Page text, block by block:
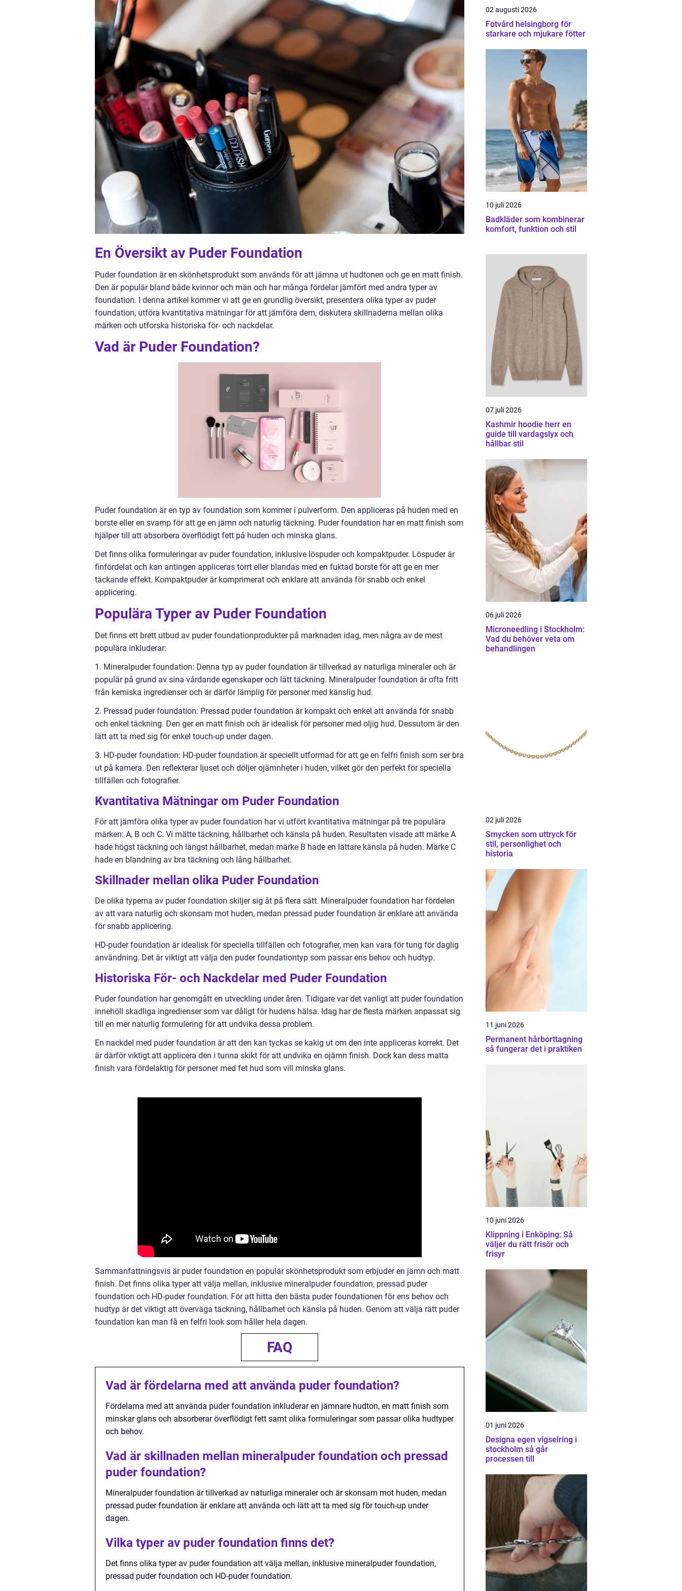
En Översikt av Puder Foundation
Puder foundation är en skönhetsprodukt som används för att jämna ut hudtonen och ge en matt finish.
Den är populär bland både kvinnor och män och har många fördelar jämfört med andra typer av
foundation. I denna artikel kommer vi att ge en grundlig översikt, presentera olika typer av puder
foundation, utföra kvantitativa mätningar för att jämföra dem, diskutera skillnaderna mellan olika
märken och utforska historiska för- och nackdelar.
Vad är Puder Foundation?
Puder foundation är en typ av foundation som kommer i pulverform. Den appliceras på huden med en
borste eller en svamp för att ge en jämn och naturlig täckning. Puder foundation har en matt finish som
hjälper till att absorbera överflödigt fett på huden och minska glans.
Det finns olika formuleringar av puder foundation, inklusive löspuder och kompaktpuder. Löspuder är
finfördelat och kan antingen appliceras torrt eller blandas med en fuktad borste för att ge en mer
täckande effekt. Kompaktpuder är komprimerat och enklare att använda för snabb och enkel
applicering.
Populära Typer av Puder Foundation
Det finns ett brett utbud av puder foundationprodukter på marknaden idag, men några av de mest
populära inkluderar:
1. Mineralpuder foundation: Denna typ av puder foundation är tillverkad av naturliga mineraler och är
populär på grund av sina vårdande egenskaper och lätt täckning. Mineralpuder foundation är ofta fritt
från kemiska ingredienser och är därför lämplig för personer med känslig hud.
2. Pressad puder foundation: Pressad puder foundation är kompakt och enkel att använda för snabb
och enkel täckning. Den ger en matt finish och är idealisk för personer med oljig hud. Dessutom är den
lätt att ta med sig för enkel touch-up under dagen.
3. HD-puder foundation: HD-puder foundation är speciellt utformad för att ge en felfri finish som ser bra
ut på kamera. Den reflekterar ljuset och döljer ojämnheter i huden, vilket gör den perfekt för speciella
tillfällen och fotografier.
Kvantitativa Mätningar om Puder Foundation
För att jämföra olika typer av puder foundation har vi utfört kvantitativa mätningar på tre populära
märken: A, B och C. Vi mätte täckning, hållbarhet och känsla på huden. Resultaten visade att märke A
hade högst täckning och längst hållbarhet, medan märke B hade en lättare känsla på huden. Märke C
hade en blandning av bra täckning och lång hållbarhet.
Skillnader mellan olika Puder Foundation
De olika typerna av puder foundation skiljer sig åt på flera sätt. Mineralpuder foundation har fördelen
av att vara naturlig och skonsam mot huden, medan pressad puder foundation är enklare att använda
för snabb applicering.
HD-puder foundation är idealisk för speciella tillfällen och fotografier, men kan vara för tung för daglig
användning. Det är viktigt att välja den puder foundationtyp som passar ens behov och hudtyp.
Historiska För- och Nackdelar med Puder Foundation
Puder foundation har genomgått en utveckling under åren. Tidigare var det vanligt att puder foundation
innehöll skadliga ingredienser som var dåligt för hudens hälsa. Idag har de flesta märken anpassat sig
till en mer naturlig formulering för att undvika dessa problem.
En nackdel med puder foundation är att den kan tyckas se kakig ut om den inte appliceras korrekt. Det
är därför viktigt att applicera den i tunna skikt för att undvika en ojämn finish. Dock kan dess matta
finish vara fördelaktig för personer med fet hud som vill minska glans.
Sammanfattningsvis är puder foundation en populär skönhetsprodukt som erbjuder en jämn och matt
finish. Det finns olika typer att välja mellan, inklusive mineralpuder foundation, pressad puder
foundation och HD-puder foundation. För att hitta den bästa puder foundationen för ens behov och
hudtyp är det viktigt att överväga täckning, hållbarhet och känsla på huden. Genom att välja rätt puder
foundation kan man få en felfri look som håller hela dagen.
FAQ
Vad är fördelarna med att använda puder foundation?
Fördelarna med att använda puder foundation inkluderar en jämnare hudton, en matt finish som
minskar glans och absorberar överflödigt fett samt olika formuleringar som passar olika hudtyper
och behov.
Vad är skillnaden mellan mineralpuder foundation och pressad
puder foundation?
Mineralpuder foundation är tillverkad av naturliga mineraler och är skonsam mot huden, medan
pressad puder foundation är enklare att använda och lätt att ta med sig för touch-up under
dagen.
Vilka typer av puder foundation finns det?
Det finns olika typer av puder foundation att välja mellan, inklusive mineralpuder foundation,
pressad puder foundation och HD-puder foundation.
02 augusti 2026
Fotvård helsingborg för
starkare och mjukare fötter
10 juli 2026
Badkläder som kombinerar
komfort, funktion och stil
07 juli 2026
Kashmir hoodie herr en
guide till vardagslyx och
hållbar stil
06 juli 2026
Microneedling i Stockholm:
Vad du behöver veta om
behandlingen
02 juli 2026
Smycken som uttryck för
stil, personlighet och
historia
11 juni 2026
Permanent hårborttagning
så fungerar det i praktiken
10 juni 2026
Klippning i Enköping: Så
väljer du rätt frisör och
frisyr
01 juni 2026
Designa egen vigselring i
stockholm så går
processen till